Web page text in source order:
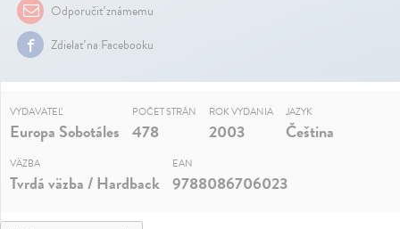
Odporučiť známemu
Zdielať na Facebooku
VYDAVATEĽ
Europa Sobotáles
POČET STRÁN
478
ROK VYDANIA
2003
JAZYK
Čeština
VÄZBA
Tvrdá väzba / Hardback
EAN
9788086706023